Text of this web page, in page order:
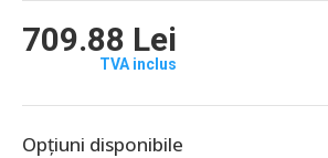
709.88 Lei
TVA inclus
Opțiuni disponibile